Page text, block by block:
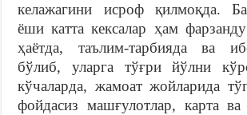
келажагини исроф қилмоқда.
ёши катта кексалар ҳам
ҳаётда, таълим-тарбияда ва
бўлиб, уларга тўғри йўлни
кўчаларда, жамоат жойларида
фойдасиз машғулотлар, карта